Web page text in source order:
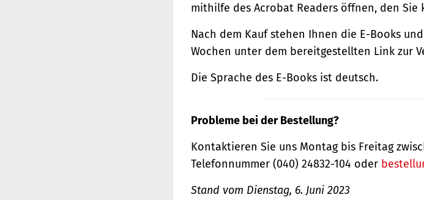
mithilfe des Acrobat Readers öffnen, den
Nach dem Kauf stehen Ihnen die E-Books
Wochen unter dem bereitgestellten Link zur
Die Sprache des E-Books ist deutsch.
Probleme bei der Bestellung?
Kontaktieren Sie uns Montag bis Freitag
Telefonnummer (040) 24832-104 oder
Stand vom Dienstag, 6. Juni 2023